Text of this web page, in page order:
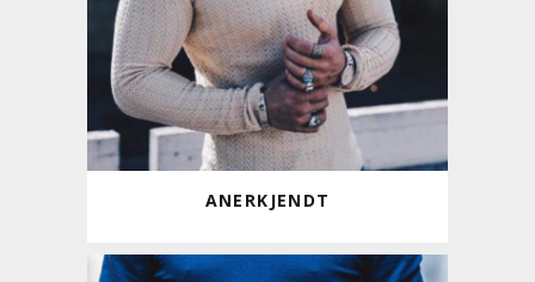
ANERKJENDT